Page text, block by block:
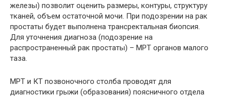
железы) позволит оценить размеры, контуры, структуру
тканей, объем остаточной мочи. При подозрении на рак
простаты будет выполнена трансректальная биопсия.
Для уточнения диагноза (подозрение на
распространенный рак простаты) – МРТ органов малого
таза.
МРТ и КТ позвоночного столба проводят для
диагностики грыжи (образования) поясничного отдела